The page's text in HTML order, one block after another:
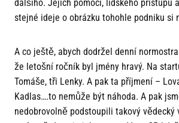
dalšího. Jejich pomoci, lidského přístupu
stejné ideje o obrázku tohohle podniku si
A co ještě, abych dodržel denní
že letošní ročník byl jmény hravý. Na
Tomáše, tři Lenky. A pak ta příjmení –
Kadlas….to nemůže být náhoda. A pak
nedobrovolně podstoupili takový vědecký